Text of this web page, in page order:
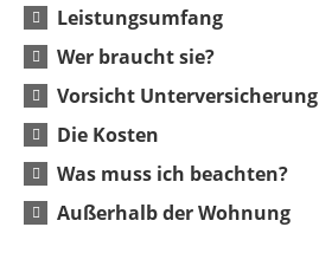
Leistungsumfang
Wer braucht sie?
Vorsicht Unterversicherung
Die Kosten
Was muss ich beachten?
Außerhalb der Wohnung